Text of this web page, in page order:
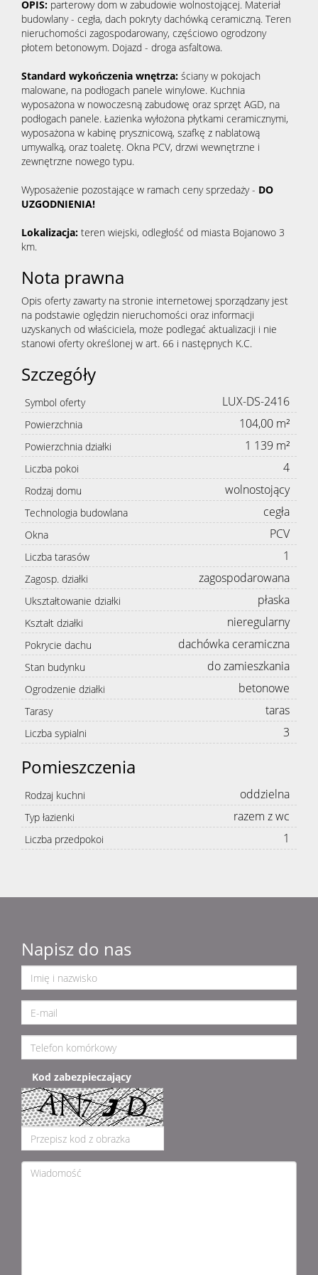
OPIS: parterowy dom w zabudowie wolnostojącej. Materiał
budowlany - cegła, dach pokryty dachówką ceramiczną. Teren
nieruchomości zagospodarowany, częściowo ogrodzony
płotem betonowym. Dojazd - droga asfaltowa.
Standard wykończenia wnętrza: ściany w pokojach
malowane, na podłogach panele winylowe. Kuchnia
wyposażona w nowoczesną zabudowę oraz sprzęt AGD, na
podłogach panele. Łazienka wyłożona płytkami ceramicznymi,
wyposażona w kabinę prysznicową, szafkę z nablatową
umywalką, oraz toaletę. Okna PCV, drzwi wewnętrzne i
zewnętrzne nowego typu.
Wyposażenie pozostające w ramach ceny sprzedaży - DO
UZGODNIENIA!
Lokalizacja: teren wiejski, odległość od miasta Bojanowo 3
km.
Nota prawna
Opis oferty zawarty na stronie internetowej sporządzany jest
na podstawie oględzin nieruchomości oraz informacji
uzyskanych od właściciela, może podlegać aktualizacji i nie
stanowi oferty określonej w art. 66 i następnych K.C.
Szczegóły
Symbol oferty LUX-DS-2416
Powierzchnia 104,00 m²
Powierzchnia działki 1 139 m²
Liczba pokoi 4
Rodzaj domu wolnostojący
Technologia budowlana cegła
Okna PCV
Liczba tarasów 1
Zagosp. działki zagospodarowana
Ukształtowanie działki płaska
Kształt działki nieregularny
Pokrycie dachu dachówka ceramiczna
Stan budynku do zamieszkania
Ogrodzenie działki betonowe
Tarasy taras
Liczba sypialni 3
Pomieszczenia
Rodzaj kuchni oddzielna
Typ łazienki razem z wc
Liczba przedpokoi 1
Napisz do nas
Kod zabezpieczający